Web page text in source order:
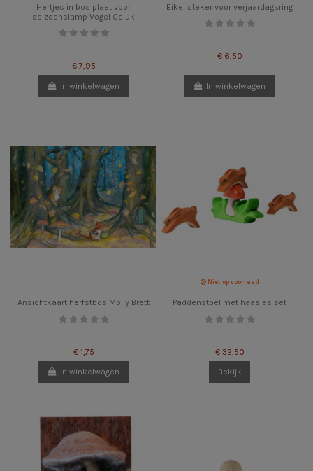
Hertjes in bos plaat voor
seizoenslamp Vogel Geluk
€ 7,95
In winkelwagen
Eikel steker voor verjaardagsring
€ 6,50
In winkelwagen
Ansichtkaart herfstbos Molly Brett
€ 1,75
In winkelwagen
Niet op voorraad
Paddenstoel met haasjes set
€ 32,50
Bekijk